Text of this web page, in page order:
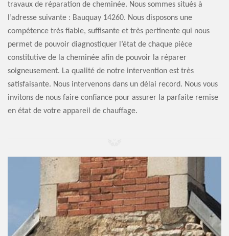
travaux de réparation de cheminée. Nous sommes situés à
l’adresse suivante : Bauquay 14260. Nous disposons une
compétence très fiable, suffisante et très pertinente qui nous
permet de pouvoir diagnostiquer l’état de chaque pièce
constitutive de la cheminée afin de pouvoir la réparer
soigneusement. La qualité de notre intervention est très
satisfaisante. Nous intervenons dans un délai record. Nous vous
invitons de nous faire confiance pour assurer la parfaite remise
en état de votre appareil de chauffage.